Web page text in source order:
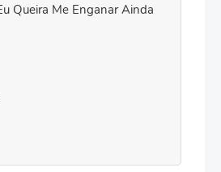
Queira Me Enganar Ainda